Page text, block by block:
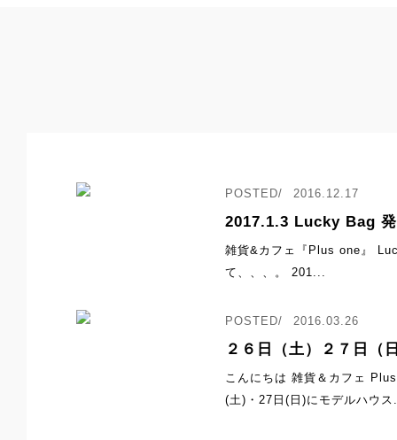
2016.12.17
2017.1.3 Lucky Bag
雑貨&カフェ『Plus one』
て、、、。 201...
2016.03.26
２６日（土）２７日（
こんにちは 雑貨＆カフェ
(土)・27日(日)にモデルハウ